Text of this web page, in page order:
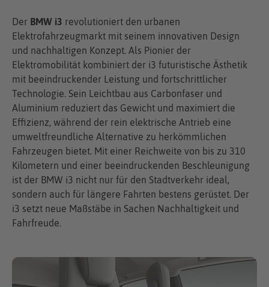
Der BMW i3 revolutioniert den urbanen
Elektrofahrzeugmarkt mit seinem innovativen Design
und nachhaltigen Konzept. Als Pionier der
Elektromobilität kombiniert der i3 futuristische Ästhetik
mit beeindruckender Leistung und fortschrittlicher
Technologie. Sein Leichtbau aus Carbonfaser und
Aluminium reduziert das Gewicht und maximiert die
Effizienz, während der rein elektrische Antrieb eine
umweltfreundliche Alternative zu herkömmlichen
Fahrzeugen bietet. Mit einer Reichweite von bis zu 310
Kilometern und einer beeindruckenden Beschleunigung
ist der BMW i3 nicht nur für den Stadtverkehr ideal,
sondern auch für längere Fahrten bestens gerüstet. Der
i3 setzt neue Maßstäbe in Sachen Nachhaltigkeit und
Fahrfreude.